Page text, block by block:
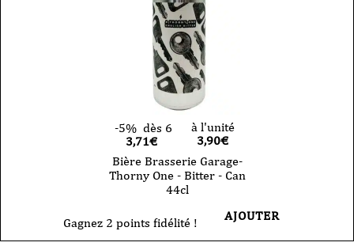
-5% dès 6
3,71€
à l'unité
3,90€
Bière Brasserie Garage-
Thorny One - Bitter - Can
44cl
Gagnez 2 points fidélité ! AJOUTER